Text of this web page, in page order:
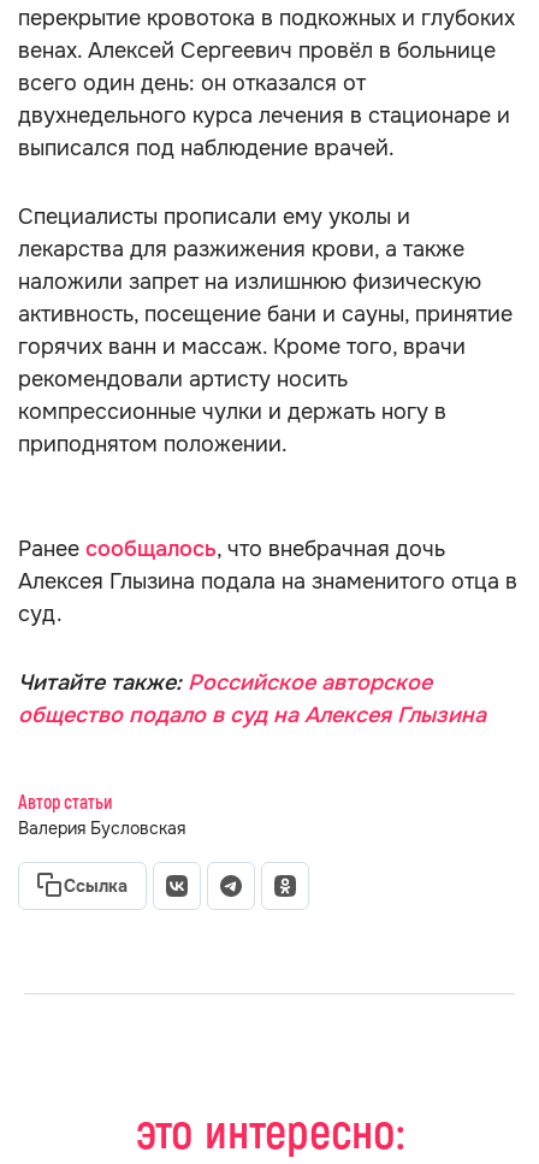
перекрытие кровотока в подкожных и глубоких
венах. Алексей Сергеевич провёл в больнице
всего один день: он отказался от
двухнедельного курса лечения в стационаре и
выписался под наблюдение врачей.
Специалисты прописали ему уколы и
лекарства для разжижения крови, а также
наложили запрет на излишнюю физическую
активность, посещение бани и сауны, принятие
горячих ванн и массаж. Кроме того, врачи
рекомендовали артисту носить
компрессионные чулки и держать ногу в
приподнятом положении.
Ранее сообщалось, что внебрачная дочь
Алексея Глызина подала на знаменитого отца в
суд.
Читайте также: Российское авторское
общество подало в суд на Алексея Глызина
Автор статьи
Валерия Бусловская
Ссылка
это интересно: